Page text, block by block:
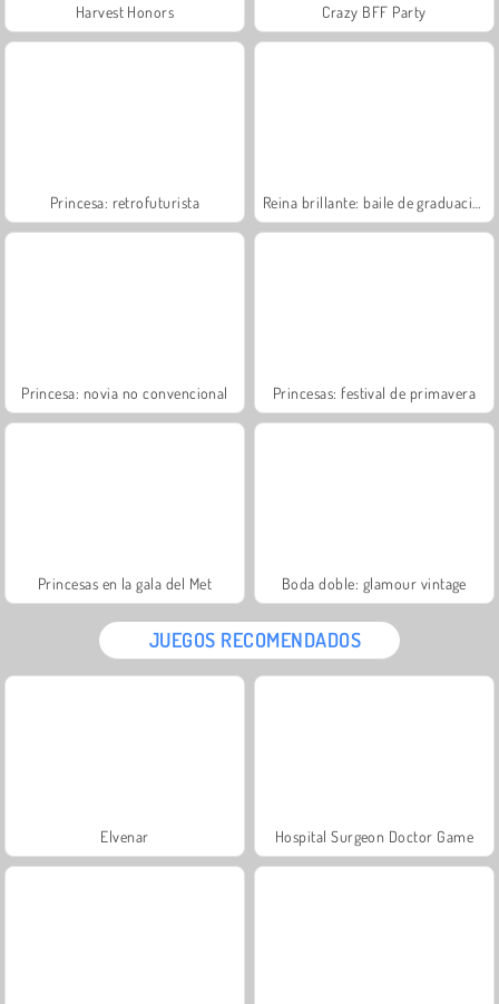
Harvest Honors Crazy BFF Party
Princesa: retrofuturista
Princesa: novia no convencional Princesas: festival de primavera
Princesas en la gala del Met Boda doble: glamour vintage
JUEGOS RECOMENDADOS
Elvenar Hospital Surgeon Doctor Game